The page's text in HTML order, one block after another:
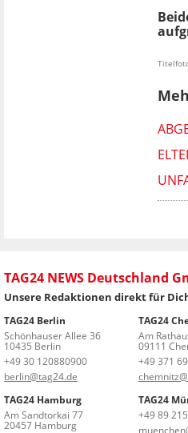
TAG24 NEWS Deutschland
Unsere Redaktionen direkt für
TAG24 Berlin
Schönhauser Allee 36
10435 Berlin
+49 30 120880900
berlin@tag24.de
TAG24
Am
09111
+49 371
TAG24 Hamburg
Am Sandtorkai 77
20457 Hamburg
TAG24
+49 89